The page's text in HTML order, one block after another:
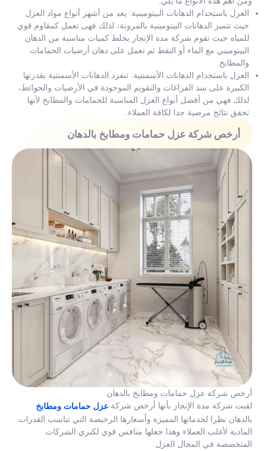
العزل باستخدام الدهانات البيتومينية: يعد من أشهر أنواع مواد العزل
حيث تتميز الدهانات البيتومينية بالمرونة، لذلك فهى تعمل كمقاوم قوي
للمياه حيث تقوم شركة مدة الإنجاز بخلط كميات مناسبة من الدهان
البيتوميني مع الماء أو النفط ثم تعمل على دهان أرضيات الحمامات
والمطابخ.
العزل باستخدام الدهانات الأسمنتية: تنفرد الدهانات الأسمنتية بقدرتها
الكبيرة على سد الفراغات والتقويم الموجودة في الأرضيات والحوائط،
لذلك فهي من أفضل أنواع العزل المناسبة للحمامات والمطابخ لأنها
تحقق نتائج مرضية جدا لكافة العملاء.
أرخص شركة عزل حمامات ومطابخ بالدهان
أرخص شركة عزل حمامات ومطابخ بالدهان
لقبت شركة مدة الإنجاز بأنها أرخص شركة عزل حمامات ومطابخ
بالدهان نظرا لخدماتها المميزة وأسعارها الرخيصة التي تناسب القدرات
المادية لأغلب العملاء وهذا جعلها منافس قوي لكبري الشركات
المتخصصة في المجال العزل.